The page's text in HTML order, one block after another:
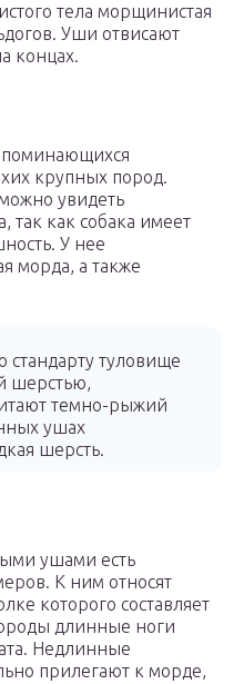
тела морщинистая
Уши отвисают
концах.
крупных пород.
увидеть
так как собака имеет
У нее
морда, а также
стандарту туловище
шерстью,
темно-рыжий
ушах
шерсть.
ушами есть
К ним относят
которого составляет
длинные ноги
Недлинные
прилегают к морде,